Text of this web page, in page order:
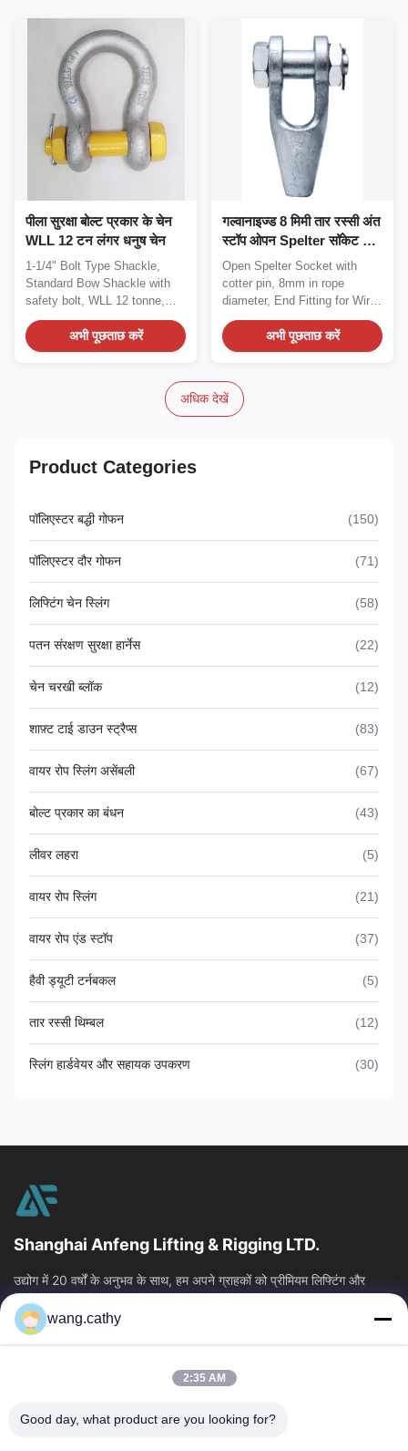
पीला सुरक्षा बोल्ट प्रकार के चेन
WLL 12 टन लंगर धनुष चेन
1-1/4" Bolt Type Shackle,
Standard Bow Shackle with
safety bolt, WLL 12 tonne,
Anchor Bow...
अभी पूछताछ करें
गल्वानाइज्ड 8 मिमी तार रस्सी अंत
स्टॉप ओपन Spelter सॉकेट के
साथ Cotter पिन SOA-08
Open Spelter Socket with
cotter pin, 8mm in rope
diameter, End Fitting for Wire
Rope, long-term...
अभी पूछताछ करें
अधिक देखें
Product Categories
पॉलिएस्टर बद्धी गोफन (150)
पॉलिएस्टर दौर गोफन (71)
लिफ्टिंग चेन स्लिंग (58)
पतन संरक्षण सुरक्षा हार्नेस (22)
चेन चरखी ब्लॉक (12)
शाफ़्ट टाई डाउन स्ट्रैप्स (83)
वायर रोप स्लिंग असेंबली (67)
बोल्ट प्रकार का बंधन (43)
लीवर लहरा (5)
वायर रोप स्लिंग (21)
वायर रोप एंड स्टॉप (37)
हैवी ड्यूटी टर्नबकल (5)
तार रस्सी थिम्बल (12)
स्लिंग हार्डवेयर और सहायक उपकरण (30)
Shanghai Anfeng Lifting & Rigging LTD.
उद्योग में 20 वर्षों के अनुभव के साथ, हम अपने ग्राहकों को प्रीमियम लिफ्टिंग और
हेराफेरी उत्पादों और कस्टम-डिज़ाइन किए गए लिफ्टिंग समाधान प्रदान...
त्वरित लिंक
हमारे बारे में
कारखाना भ्रमण
गुणवत्ता नियंत्रण
wang.cathy
2:35 AM
Good day, what product are you looking for?